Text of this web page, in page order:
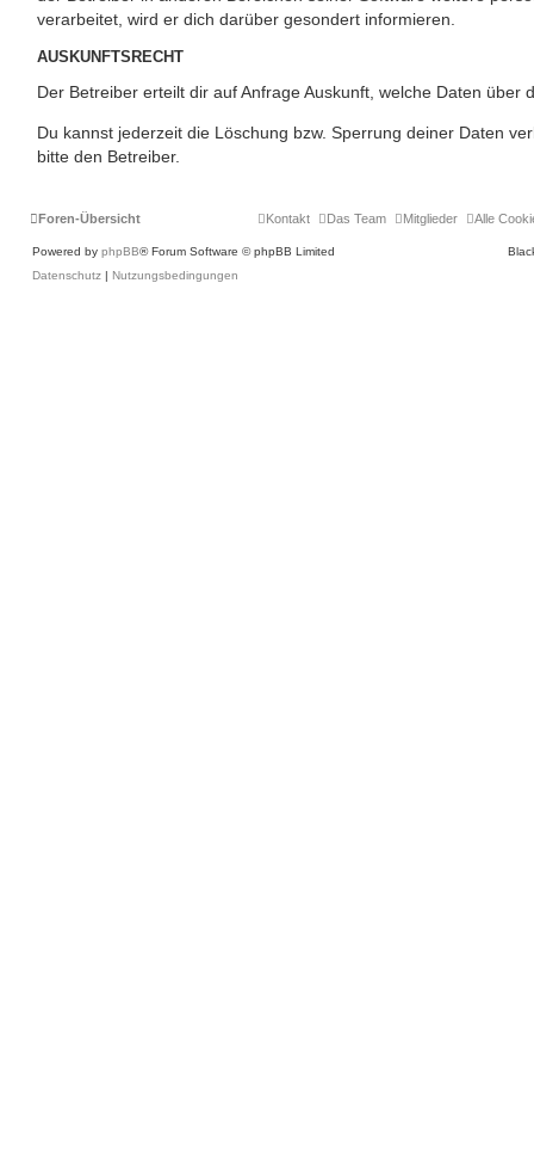
verarbeitet, wird er dich darüber gesondert informieren.
AUSKUNFTSRECHT
Der Betreiber erteilt dir auf Anfrage Auskunft, welche Daten über
Du kannst jederzeit die Löschung bzw. Sperrung deiner Daten
bitte den Betreiber.
Foren-Übersicht Alle
Mitglieder
Das Team
Kontakt
Powered by phpBB® Forum Software © phpBB Limited
Datenschutz
Nutzungsbedingungen